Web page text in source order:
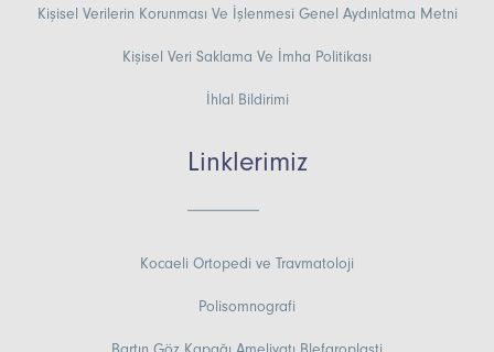
Kişisel Verilerin Korunması Ve İşlenmesi Genel Aydınlatma Metni
Kişisel Veri Saklama Ve İmha Politikası
İhlal Bildirimi
Linklerimiz
Kocaeli Ortopedi ve Travmatoloji
Polisomnografi